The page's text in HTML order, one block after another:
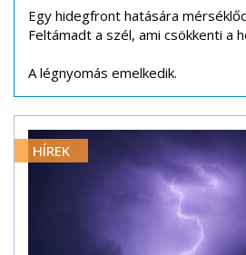
Egy hidegfront hatására
Feltámadt a szél, ami csökkenti a
A légnyomás emelkedik.
HÍREK